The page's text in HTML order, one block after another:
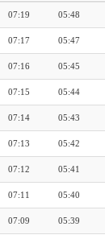
05:48
07:19
05:47
07:17
05:45
07:16
05:44
07:15
05:43
07:14
05:42
07:13
05:41
07:12
05:40
07:11
05:39
07:09